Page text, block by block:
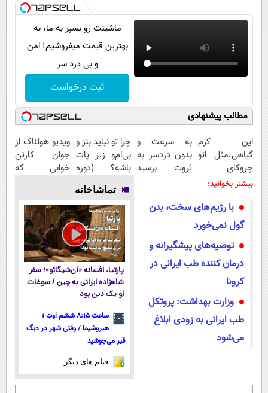
ماشینت رو بسپر به ما، به
بهترین قیمت میفروشیم! امن
و بی درد سر
ثبت درخواست
مطالب پیشنهادی
این کرم
گیاهی،مثل اتو
چروکای
پوستتوصاف
به سرعت و
بدون دردسر به
ثروت برسید
پولسازی)
چرا تو نباید بنز و
بی‌ام‌و زیر پات
باشه؟ (دوره
رایگان درآمد
میلیاردی)
ویدیو هولناک از
جوان کارتن
خوابی که
بیشتر بخوانید:
با رژیم‌های سخت، بدن
گول نمی‌خورد
توصیه‌های پیشگیرانه و
درمان کننده طب ایرانی در
کرونا
وزارت بهداشت: پروتکل
طب ایرانی به زودی ابلاغ
می‌شود
تماشاخانه
پارتیا، افسانه «آن‌شیگائو»؛ سفر
شاهزاده ایرانی به چین / سوغات
او یک دین بود
ساعت ۸:۱۵ ششم اوت ؛
هیروشیما / وقتی شهر در دیگ
قیر می‌جوشید
فیلم های دیگر